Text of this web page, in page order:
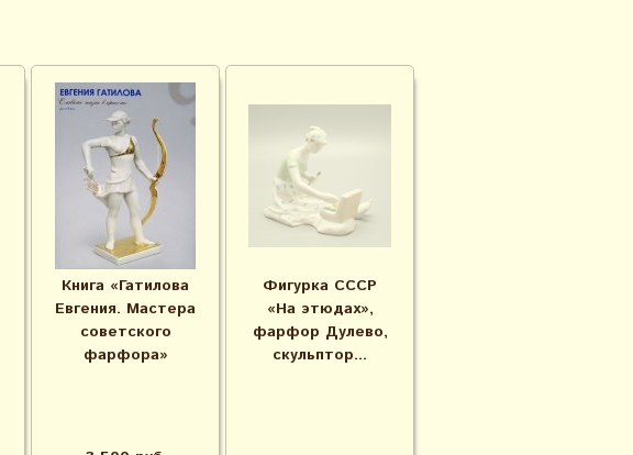
Книга «Гатилова
Евгения. Мастера
советского
фарфора»
Фигурка СССР
«На этюдах»,
фарфор Дулево,
скульптор...